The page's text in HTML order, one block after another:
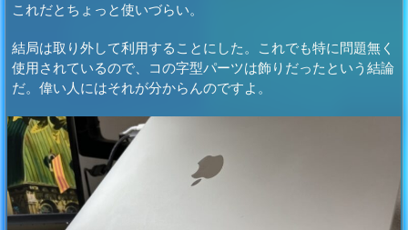
これだとちょっと使いづらい。
結局は取り外して利用することにした。これでも特に問題無く
使用されているので、コの字型パーツは飾りだったという結論
だ。偉い人にはそれが分からんのですよ。